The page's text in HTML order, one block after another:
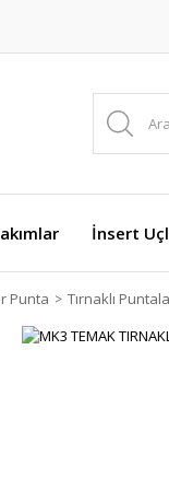
İnsert
Punta Tırnaklı